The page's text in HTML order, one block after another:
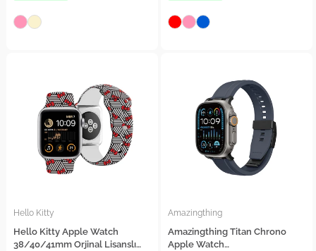
Hello Kitty
Hello Kitty Apple Watch
38/40/41mm Orjinal Lisanslı
Amazingthing
Amazingthing Titan Chrono
Apple Watch